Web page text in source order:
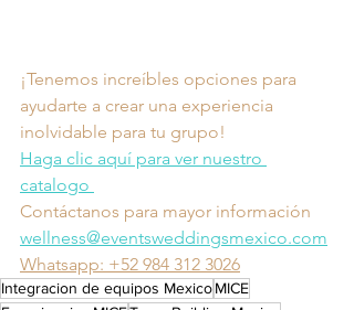
¡Tenemos increíbles opciones para
ayudarte a crear una experiencia
inolvidable para tu grupo!
Haga clic aquí para ver nuestro
catalogo
Contáctanos para mayor información
wellness@eventsweddingsmexico.com
Whatsapp: +52 984 312 3026
Integracion de equipos MexicoMICE